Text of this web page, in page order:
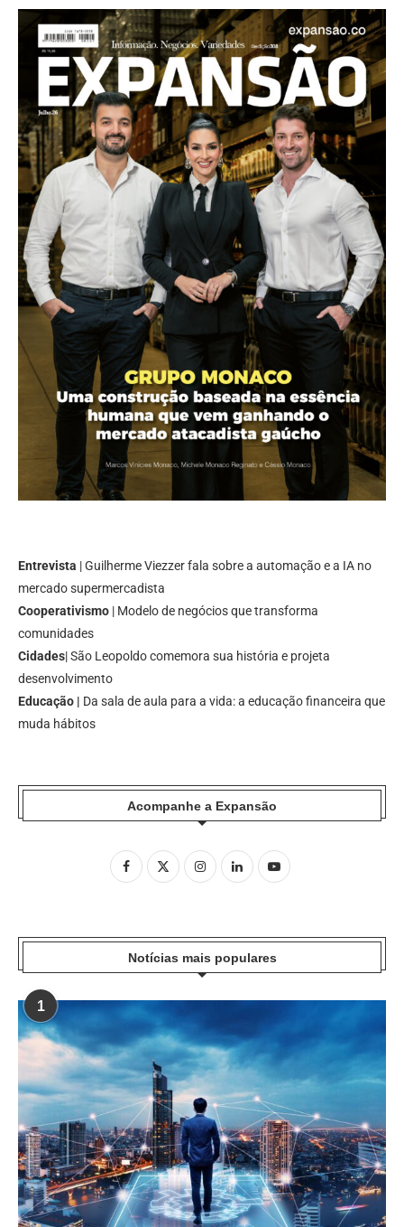
Entrevista | Guilherme Viezzer fala sobre a automação e a IA no
mercado supermercadista
Cooperativismo | Modelo de negócios que transforma
comunidades
Cidades| São Leopoldo comemora sua história e projeta
desenvolvimento
Educação | Da sala de aula para a vida: a educação financeira que
muda hábitos
Acompanhe a Expansão
Notícias mais populares
1